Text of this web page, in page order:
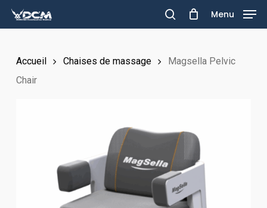
Skip
to
content
search
Menu
Accueil Chaises de massage
Magsella Pelvic
Chair